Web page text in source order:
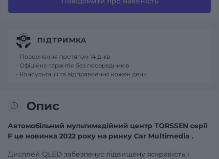
Опис
Автомобільний мультимедійний центр TORSSEN серії
F це новинка 2022 року на ринку Car Multimedia .
Дисплей QLED забезпечує підвищену яскравість і
ПІДТРИМКА
- Повернення протягом 14 днів
- Офіційна гарантія без посередників
- Консультації та відправлення кожен день